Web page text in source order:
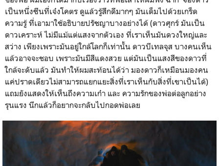
เป็นหนึ่งซีนที่เจ๋งโคตร ดูแล้วรู้สึกดีมากๆ มันเต็มไปด้วยเกร็ด
ความรู้ ที่เอามาใช้อธิบายปรัชญาบางอย่างได้ (ดาวศุกร์ มันเป็น
ดาวเคราะห์ ไม่มีแม้แต่แสงจากตัวเอง ที่เราเห็นมันดวงใหญ่และ
สว่าง เพียงเพราะมันอยู่ใกล้โลกก็เท่านั้น ดาวบีเทลจุส บางคนเห็น
แล้วอาจจะชอบ เพราะมันมีสีแดงสวย แต่มันเป็นแสงสีของดาวที่
ใกล้จะดับแล้ว มันทำให้ผมสะท้อนได้ว่า มองดาวก็เหมือนมองคน
แค่ปราดเดียวไม่สามารถแยกแยะสิ่งที่เราเห็นกับสิ่งที่เขาเป็นได้)
แถมยังแสดงให้เห็นถึงความเก๋า และ ความรักของพ่อต่อลูกอย่าง
รุนแรง นึกแล้วก็อยากจะกลับไปกอดพ่อเลย